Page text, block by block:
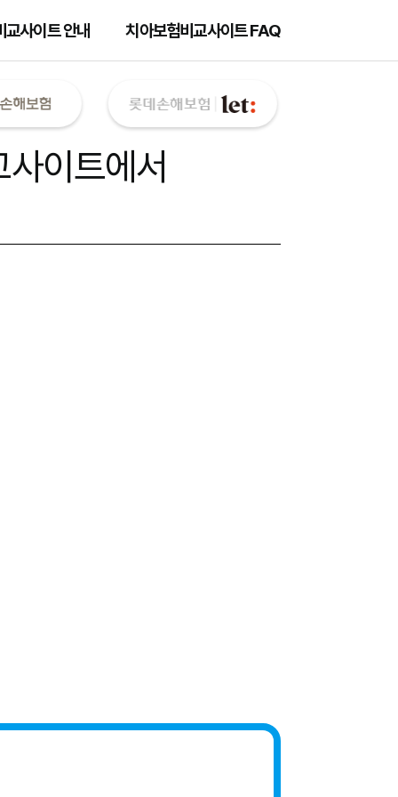
교사이트 안내 치아보험비교사이트 FAQ
사이트에서